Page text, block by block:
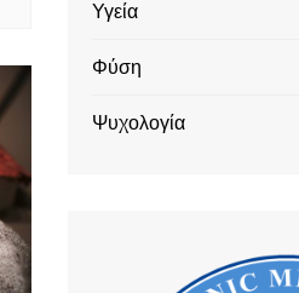
Υγεία
Φύση
Ψυχολογία